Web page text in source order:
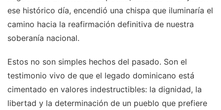
ese histórico día, encendió una chispa que iluminaría el
camino hacia la reafirmación definitiva de nuestra
soberanía nacional.
Estos no son simples hechos del pasado. Son el
testimonio vivo de que el legado dominicano está
cimentado en valores indestructibles: la dignidad, la
libertad y la determinación de un pueblo que prefiere